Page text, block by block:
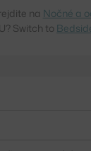
na Nočné a
Switch to